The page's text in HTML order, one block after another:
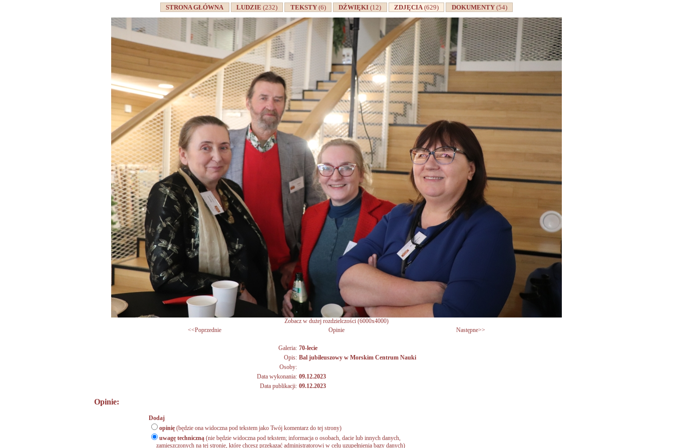
STRONA GŁÓWNA LUDZIE(232) TEKSTY (6) DŹWIĘKI(12) ZDJĘCIA(629) DOKUMENTY (54)
Zobacz w dużej rozdzielczości (6000x4000)
<<Poprzednie
Opinie Następne>>
Galeria: 70-lecie
Opis: Bal jubileuszowy w Morskim Centrum Nauki
Osoby:
Data wykonania: 09.12.2023
Data publikacji: 09.12.2023
Opinie:
Dodaj
opinię (będzie ona widoczna pod tekstem jako Twój komentarz do tej strony)
uwagę techniczną (nie będzie widoczna pod tekstem; informacja o osobach, dacie lub innych danych,
zamieszczonych na tej stronie, które chcesz przekazać administratorowi w celu uzupełnienia bazy danych)